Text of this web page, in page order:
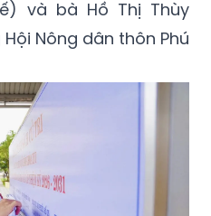
và bà Hồ Thị Thùy
Nông dân thôn Phú